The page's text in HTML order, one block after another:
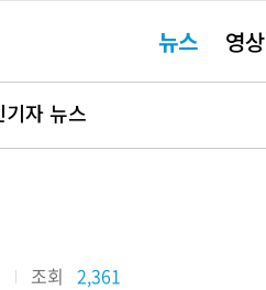
요뉴스 영상
기자 뉴스
조회 2,361